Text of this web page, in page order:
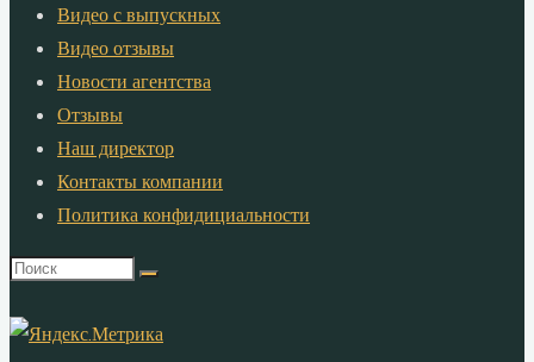
Видео с выпускных
Видео отзывы
Новости агентства
Отзывы
Наш директор
Контакты компании
Политика конфидициальности
Что